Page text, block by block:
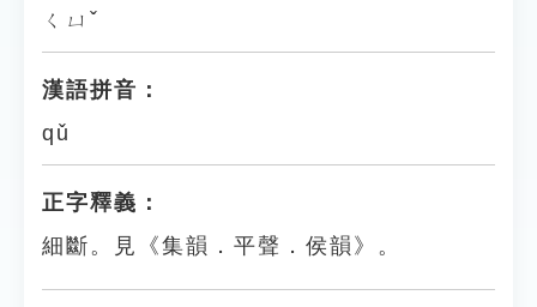
ㄑㄩˇ
漢語拼音：
qǔ
正字釋義：
細斷。見《集韻．平聲．侯韻》。